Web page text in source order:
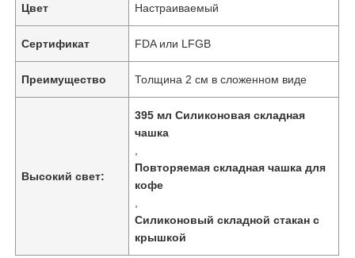
Цвет Настраиваемый
Сертификат FDA или LFGB
Преимущество Толщина 2 см в сложенном виде
Высокий свет:
395 мл Силиконовая складная
чашка
Повторяемая складная чашка для
кофе
Силиконовый складной стакан с
крышкой